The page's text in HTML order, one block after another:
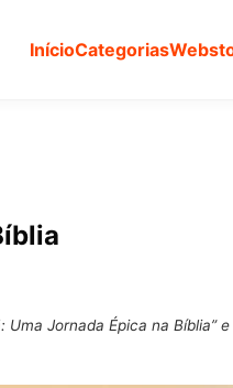
InícioCategorias
Jornada Épica na Bíblia”